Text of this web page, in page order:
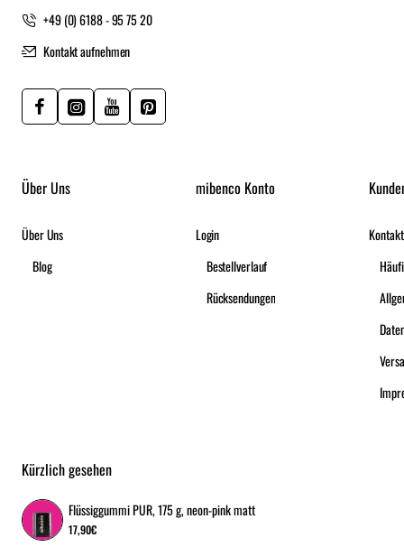
+49 (0) 6188 - 95 75 20
Kontakt aufnehmen
Über Uns
Über Uns
Blog
mibenco Konto
Login
Bestellverlauf
Rücksendungen
Kontakt
Kürzlich gesehen
Flüssiggummi PUR, 175 g, neon-pink matt
17,90€